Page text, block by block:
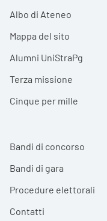
Albo di Ateneo
Mappa del sito
Alumni UniStraPg
Terza missione
Cinque per mille
Bandi di concorso
Bandi di gara
Procedure elettorali
Contatti